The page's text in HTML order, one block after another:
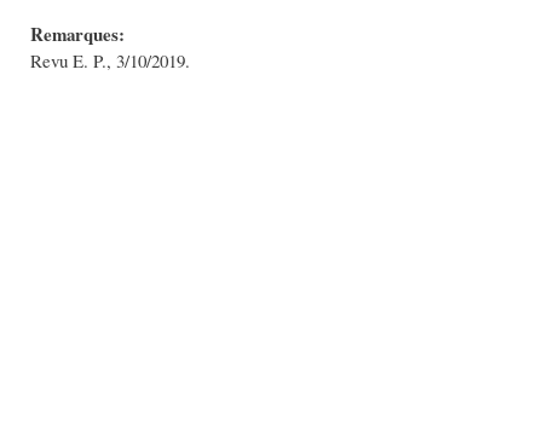
Remarques:
Revu E. P., 3/10/2019.